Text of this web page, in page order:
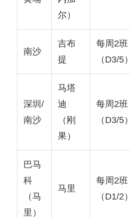
尔）
南沙
吉布
提
每周2班
（D3/5）
深圳/
南沙
马塔
迪
（刚
果）
每周2班
（D3/5）
巴马
科
（马
里）
马里
每周2班
（D1/2）